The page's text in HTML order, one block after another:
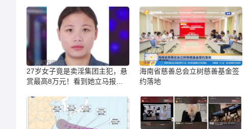
27岁女子竟是卖淫集团主犯，悬
赏最高8万元！看到她立马报
海南省慈善总会立树慈善基金签
约落地